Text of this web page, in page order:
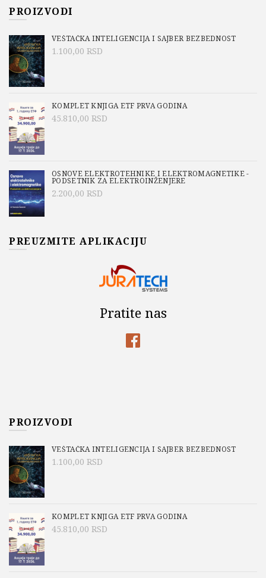
PROIZVODI
VEŠTAČKA INTELIGENCIJA I SAJBER BEZBEDNOST
1.100,00 RSD
KOMPLET KNJIGA ETF PRVA GODINA
45.810,00 RSD
OSNOVE ELEKTROTEHNIKE I ELEKTROMAGNETIKE -
PODSETNIK ZA ELEKTROINŽENJERE
2.200,00 RSD
PREUZMITE APLIKACIJU
Pratite nas
PROIZVODI
VEŠTAČKA INTELIGENCIJA I SAJBER BEZBEDNOST
1.100,00 RSD
KOMPLET KNJIGA ETF PRVA GODINA
45.810,00 RSD